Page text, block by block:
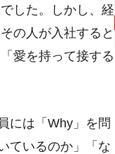
した。しかし、経
の人が入社すると
愛を持って接する
には「Why」を問
ているのか」「な